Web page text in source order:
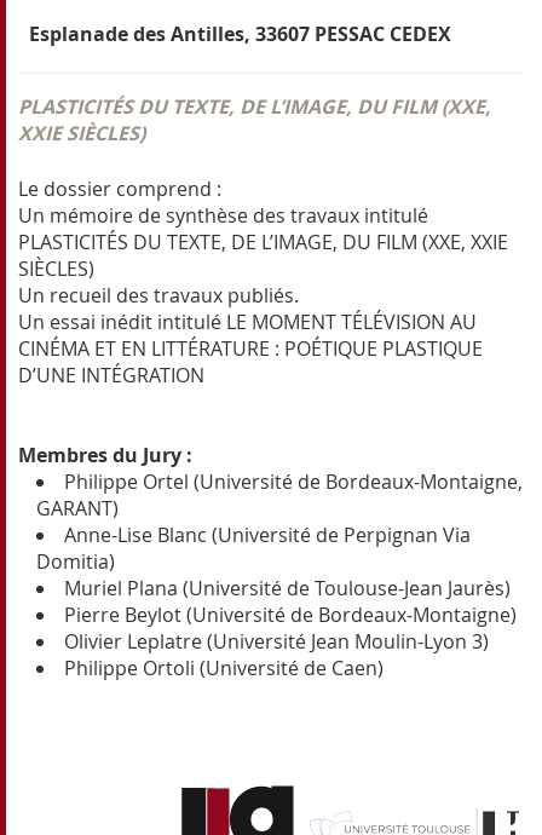
Esplanade des Antilles, 33607 PESSAC CEDEX
PLASTICITÉS DU TEXTE, DE L’IMAGE, DU FILM (XXE,
XXIE SIÈCLES)
Le dossier comprend :
Un mémoire de synthèse des travaux intitulé
PLASTICITÉS DU TEXTE, DE L’IMAGE, DU FILM (XXE, XXIE
SIÈCLES)
Un recueil des travaux publiés.
Un essai inédit intitulé LE MOMENT TÉLÉVISION AU
CINÉMA ET EN LITTÉRATURE : POÉTIQUE PLASTIQUE
D’UNE INTÉGRATION
Membres du Jury :
Philippe Ortel (Université de Bordeaux-Montaigne,
GARANT)
Anne-Lise Blanc (Université de Perpignan Via
Domitia)
Muriel Plana (Université de Toulouse-Jean Jaurès)
Pierre Beylot (Université de Bordeaux-Montaigne)
Olivier Leplatre (Université Jean Moulin-Lyon 3)
Philippe Ortoli (Université de Caen)